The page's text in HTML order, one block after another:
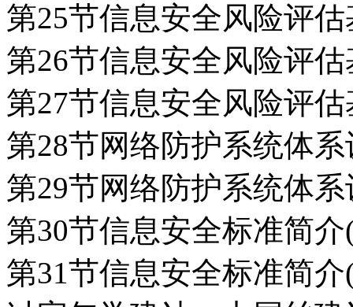
第25节信息安全风险评
第26节信息安全风险评
第27节信息安全风险评
第28节网络防护系统体
第29节网络防护系统体
第30节信息安全标准简介
第31节信息安全标准简介